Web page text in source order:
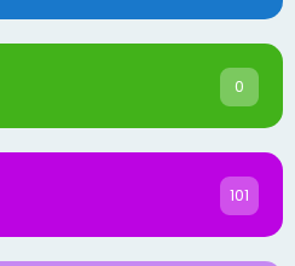
0
101